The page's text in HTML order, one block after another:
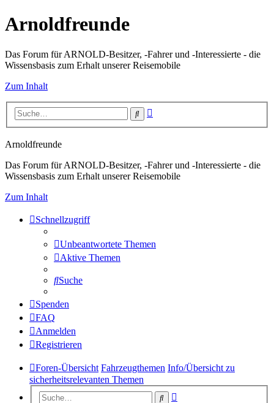
Arnoldfreunde
Das Forum für ARNOLD-Besitzer, -Fahrer und -Interessierte - die
Wissensbasis zum Erhalt unserer Reisemobile
Zum Inhalt
Suche
Arnoldfreunde
Das Forum für ARNOLD-Besitzer, -Fahrer und -Interessierte - die
Wissensbasis zum Erhalt unserer Reisemobile
Zum Inhalt
Schnellzugriff
Unbeantwortete Themen
Aktive Themen
Suche
Spenden
FAQ
Anmelden
Registrieren
Foren-Übersicht Fahrzeugthemen Info/Übersicht zu
sicherheitsrelevanten Themen
Suche